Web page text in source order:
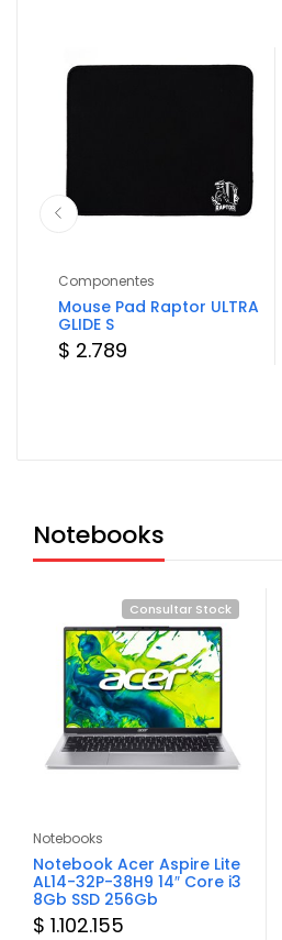
Componentes
Mouse Pad Raptor ULTRA
GLIDE S
$ 2.789
Notebooks
Consultar Stock
Notebooks
Notebook Acer Aspire Lite
AL14-32P-38H9 14″ Core i3
8Gb SSD 256Gb
$ 1.102.155